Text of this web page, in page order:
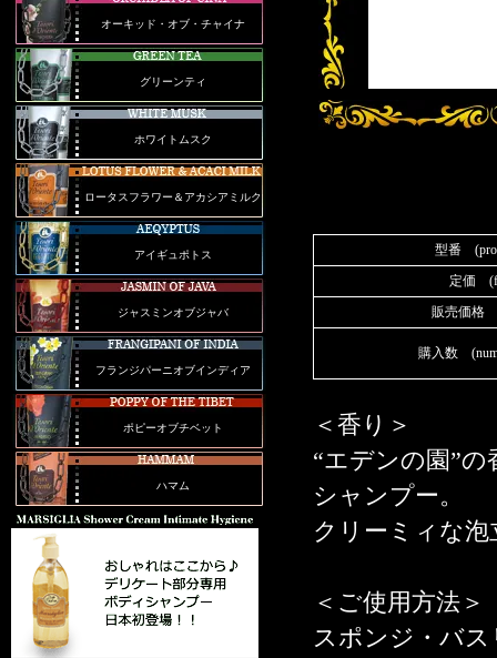
オーキッド・オブ・チャイナ
グリーンティ
ホワイトムスク
ロータスフラワー＆アカシアミルク
アイギュポトス
ジャスミンオブジャバ
フランジパーニオブインディア
ポピーオブチベット
ハマム
型番
定価
販売価格
購入数
＜香り＞
“エデンの園”
シャンプー。
クリーミィな
＜ご使用方法＞
スポンジ・バ